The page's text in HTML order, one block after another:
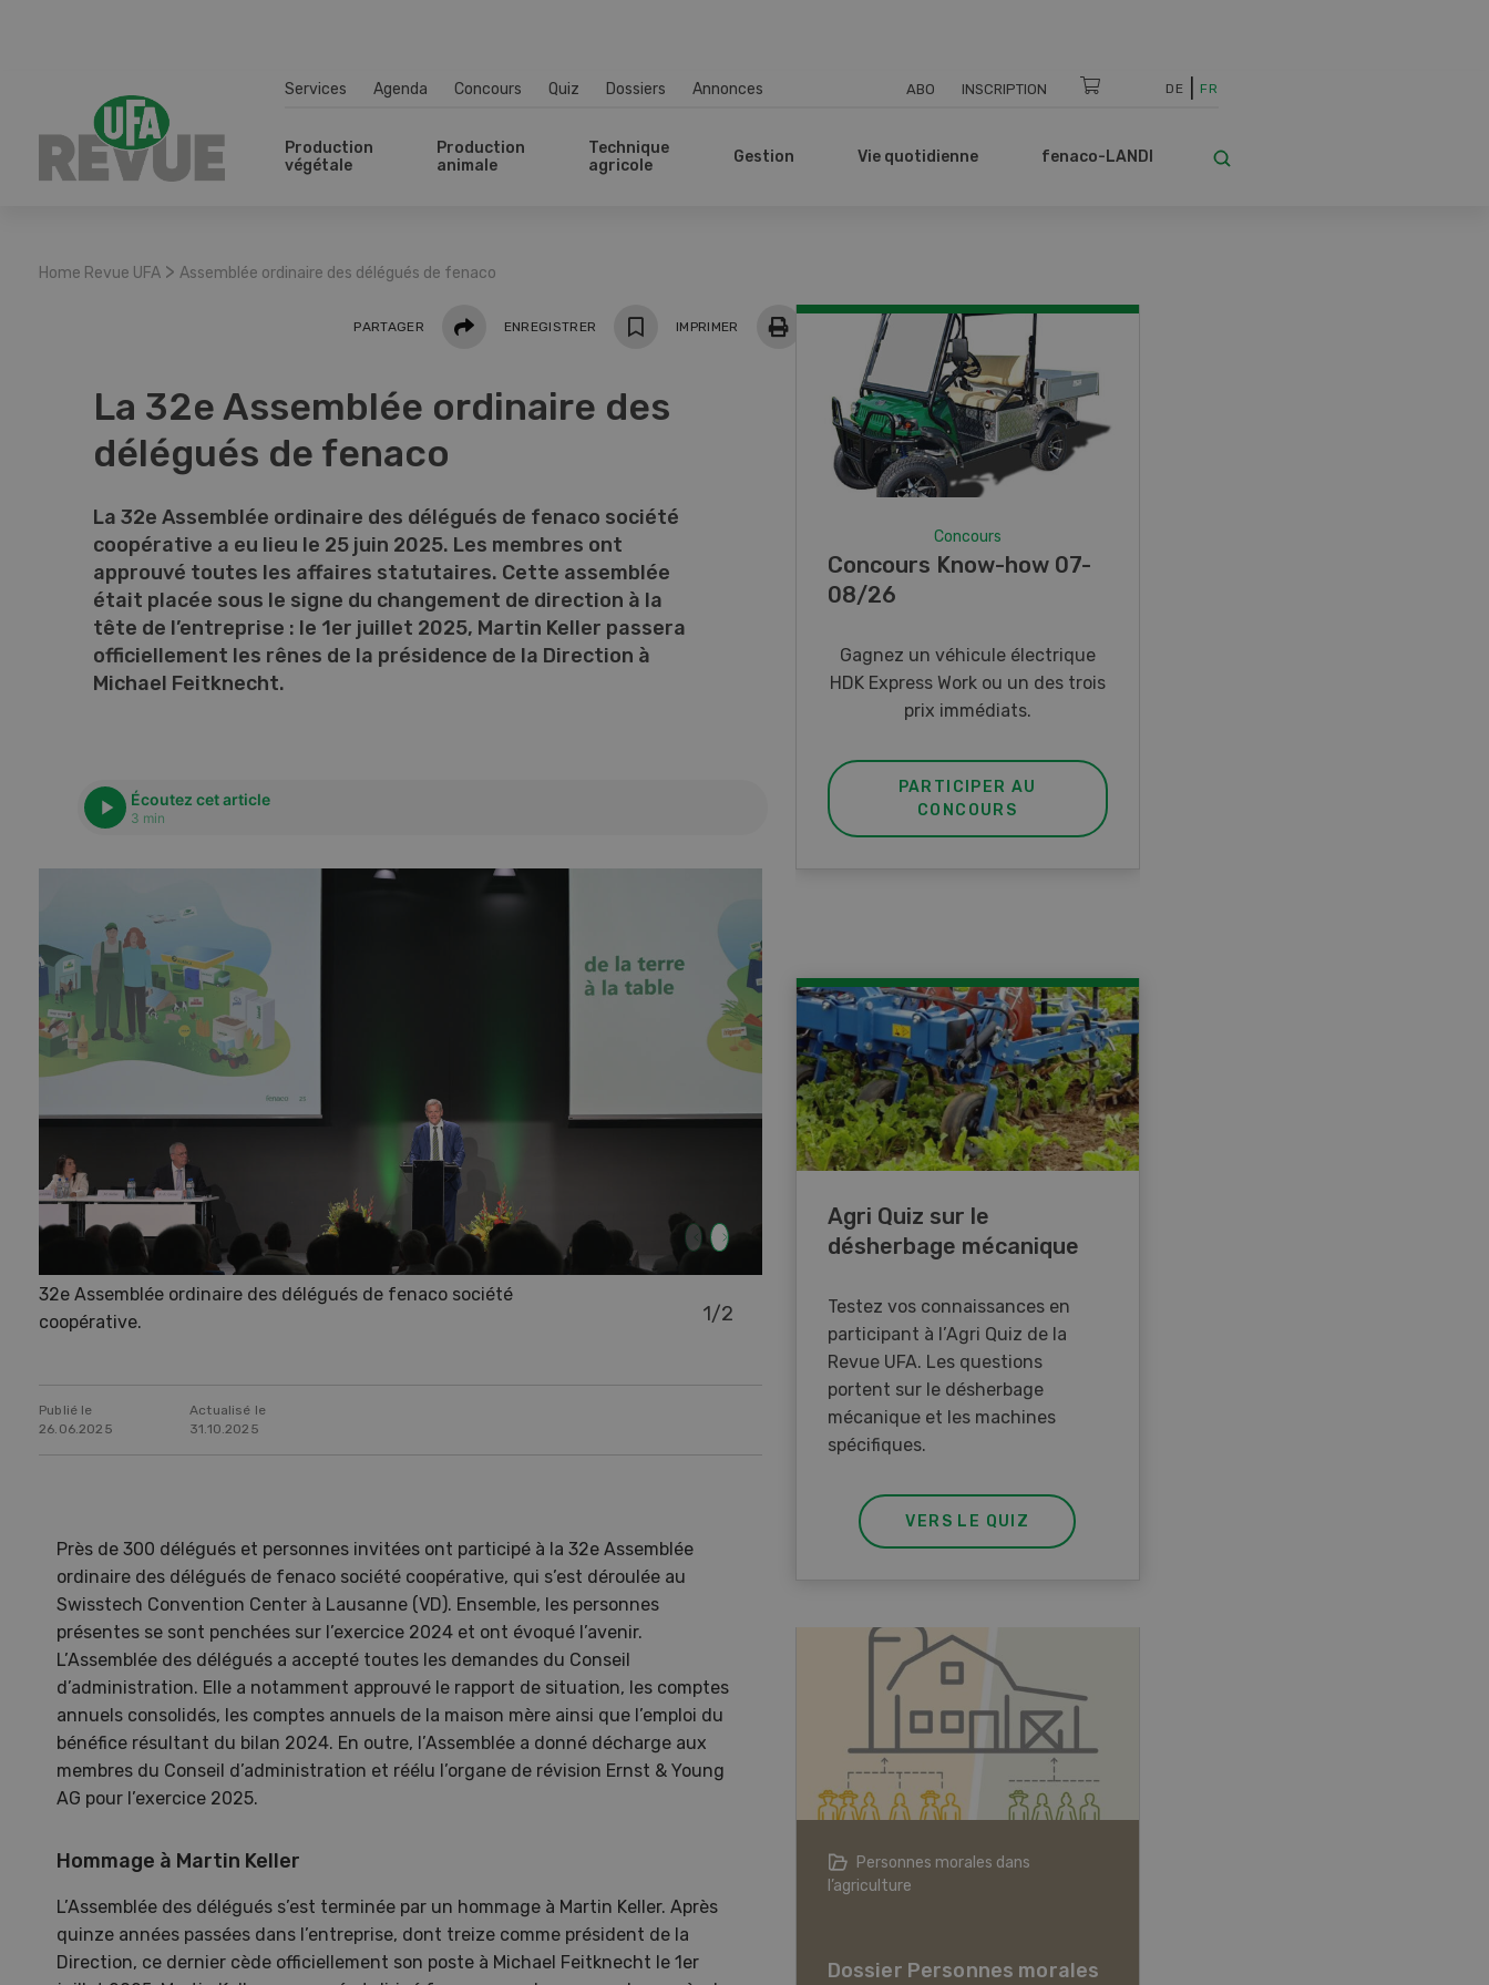
Services Agenda Concours Quiz Dossiers Annonces ABO INSCRIPTION DE FR
Production
végétale
Production
animale
Technique
agricole
Gestion Vie quotidienne fenaco-LANDI
Home Revue UFA > Assemblée ordinaire des délégués de fenaco
PARTAGER PartagerENREGISTRER IMPRIMER
La 32e Assemblée ordinaire des
délégués de fenaco
La 32e Assemblée ordinaire des délégués de fenaco société
coopérative a eu lieu le 25 juin 2025. Les membres ont
approuvé toutes les affaires statutaires. Cette assemblée
était placée sous le signe du changement de direction à la
tête de l’entreprise : le 1er juillet 2025, Martin Keller passera
officiellement les rênes de la présidence de la Direction à
Michael Feitknecht.
Écoutez cet article
3 min
32e Assemblée ordinaire des délégués de fenaco société
coopérative.
Martin Keller, Pierre-André Geiser et Michael Feitknecht (de gauche à
1/2
Publié le
26.06.2025
Actualisé le
31.10.2025
Près de 300 délégués et personnes invitées ont participé à la 32e Assemblée
ordinaire des délégués de fenaco société coopérative, qui s’est déroulée au
Swisstech Convention Center à Lausanne (VD). Ensemble, les personnes
présentes se sont penchées sur l’exercice 2024 et ont évoqué l’avenir.
L’Assemblée des délégués a accepté toutes les demandes du Conseil
d’administration. Elle a notamment approuvé le rapport de situation, les comptes
annuels consolidés, les comptes annuels de la maison mère ainsi que l’emploi du
bénéfice résultant du bilan 2024. En outre, l’Assemblée a donné décharge aux
membres du Conseil d’administration et réélu l’organe de révision Ernst & Young
AG pour l’exercice 2025.
Hommage à Martin Keller
L’Assemblée des délégués s’est terminée par un hommage à Martin Keller. Après
quinze années passées dans l’entreprise, dont treize comme président de la
Direction, ce dernier cède officiellement son poste à Michael Feitknecht le 1er
Concours
Concours Know-how 07-
08/26
Gagnez un véhicule électrique
HDK Express Work ou un des trois
prix immédiats.
PARTICIPER AU
CONCOURS
Agri Quiz sur le
désherbage mécanique
Testez vos connaissances en
participant à l’Agri Quiz de la
Revue UFA. Les questions
portent sur le désherbage
mécanique et les machines
spécifiques.
VERS LE QUIZ
Une ferme entre de nouvelles
Une ferme entre de
Dossier L’agriculture à l’ère
du changement climatique
Personnes morales dans
l’agriculture
Dossier Personnes morales